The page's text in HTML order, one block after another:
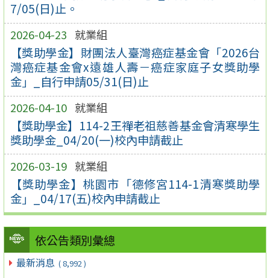
7/05(日)止。
2026-04-23 就業組
【獎助學金】財團法人臺灣癌症基金會「2026台
灣癌症基金會x遠雄人壽－癌症家庭子女獎助學
金」_自行申請05/31(日)止
2026-04-10 就業組
【獎助學金】114-2王禪老祖慈善基金會清寒學生
獎助學金_04/20(一)校內申請截止
2026-03-19 就業組
【獎助學金】桃園市「德修宮114-1清寒獎助學
金」_04/17(五)校內申請截止
依公告類別彙總
最新消息 ( 8,992 )